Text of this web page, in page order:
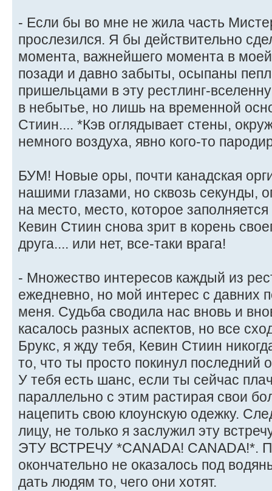
- Если бы во мне не жила часть
прослезился. Я бы действительно
момента, важнейшего момента в
позади и давно забыты, осыпаны
пришельцами в эту рестлинг-
в небытье, но лишь на временной
Стиин.... *Кэв оглядывает стены,
немного воздуха, явно кого-то
БУМ! Новые оры, почти канадская
нашими глазами, но сквозь секунды,
на место, место, которое
Кевин Стиин снова зрит в корень
друга.... или нет, все-таки врага!
- Множество интересов каждый из
ежедневно, но мой интерес с давних
меня. Судьба сводила нас вновь и
касалось разных аспектов, но все
Брукс, я жду тебя, Кевин Стиин
то, что ты просто покинул последний
У тебя есть шанс, если ты сейчас
параллельно с этим растирая свои
нацепить свою клоунскую одежку.
лицу, не только я заслужил эту
ЭТУ ВСТРЕЧУ *CANADA! CANADA!*.
окончательно не оказалось под
дать людям то, чего они хотят.